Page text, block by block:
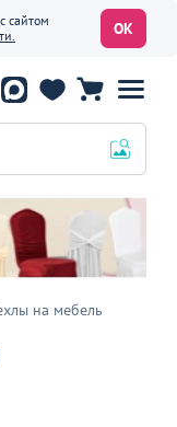
сайтом
ОК
на мебель